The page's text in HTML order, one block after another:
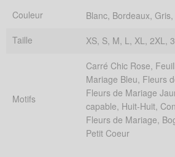
Couleur
Blanc, Bordeaux,
Taille
XS, S, M, L, XL, 2XL,
Motifs
Carré Chic Rose,
Mariage Bleu, Fleurs
Fleurs de Mariage
capable, Huit-Huit,
Fleurs de Mariage,
Petit Coeur